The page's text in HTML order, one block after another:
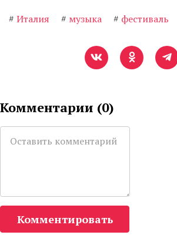
# Италия # музыка # фестиваль
Комментарии (0)
Комментировать